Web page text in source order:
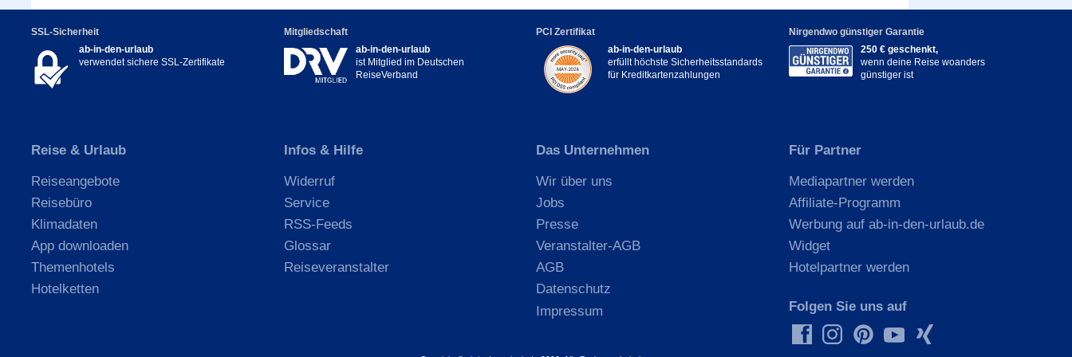
SSL-Sicherheit
ab-in-den-urlaub
verwendet sichere SSL-Zertifikate
Mitgliedschaft
ab-in-den-urlaub
ist Mitglied im Deutschen
ReiseVerband
PCI Zertifikat
ab-in-den-urlaub
erfüllt höchste Sicherheitsstandards
für Kreditkartenzahlungen
Nirgendwo günstiger Garantie
250 € geschenkt,
wenn deine Reise woanders
günstiger ist
Reise & Urlaub
Reiseangebote
Reisebüro
Klimadaten
App downloaden
Themenhotels
Hotelketten
Infos & Hilfe
Widerruf
Service
RSS-Feeds
Glossar
Reiseveranstalter
Das Unternehmen
Wir über uns
Jobs
Presse
Veranstalter-AGB
AGB
Datenschutz
Impressum
Für Partner
Mediapartner werden
Affiliate-Programm
Werbung auf ab-in-den-urlaub.de
Widget
Hotelpartner werden
Folgen Sie uns auf